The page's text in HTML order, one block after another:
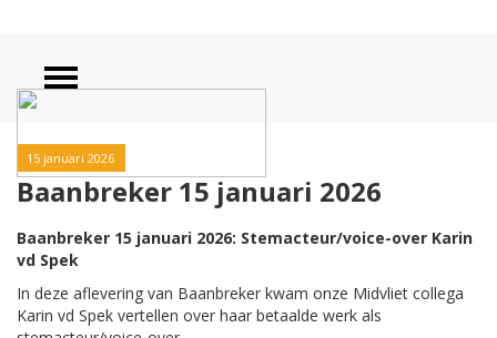
15 januari 2026
Baanbreker 15 januari 2026
Baanbreker 15 januari 2026: Stemacteur/voice-over Karin
vd Spek
In deze aflevering van Baanbreker kwam onze Midvliet collega
Karin vd Spek vertellen over haar betaalde werk als